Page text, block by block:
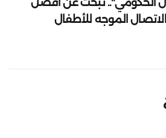
الاتصال الموجه للأطفال